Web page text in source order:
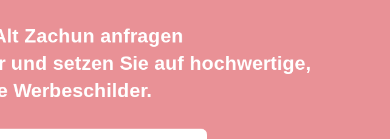
Zachun anfragen
und setzen Sie auf hochwertige,
Werbeschilder.